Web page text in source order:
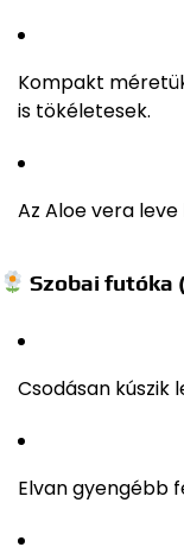
Kompakt
is tökéletesek.
Az Aloe vera
Szobai futóka
Csodásan
Elvan gyengébb